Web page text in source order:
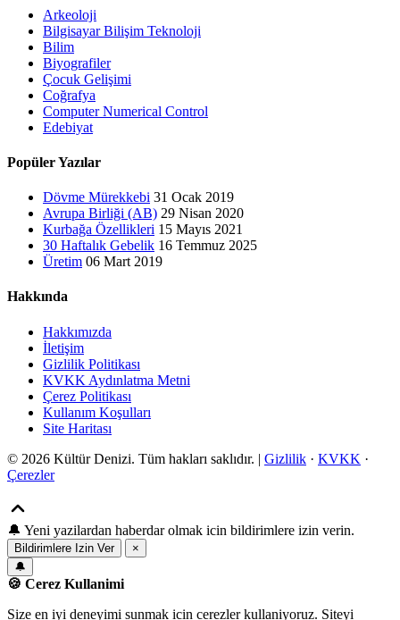
Arkeoloji
Bilgisayar Bilişim Teknoloji
Bilim
Biyografiler
Çocuk Gelişimi
Coğrafya
Computer Numerical Control
Edebiyat
Popüler Yazılar
Dövme Mürekkebi 31 Ocak 2019
Avrupa Birliği (AB) 29 Nisan 2020
Kurbağa Özellikleri 15 Mayıs 2021
30 Haftalık Gebelik 16 Temmuz 2025
Üretim 06 Mart 2019
Hakkında
Hakkımızda
İletişim
Gizlilik Politikası
KVKK Aydınlatma Metni
Çerez Politikası
Kullanım Koşulları
Site Haritası
© 2026 Kültür Denizi. Tüm hakları saklıdır. | Gizlilik · KVKK ·
Çerezler
🔔 Yeni yazilardan haberdar olmak icin bildirimlere izin verin.
Bildirimlere Izin Ver
×
🔔
🍪 Cerez Kullanimi
Size en iyi deneyimi sunmak icin cerezler kullaniyoruz. Siteyi